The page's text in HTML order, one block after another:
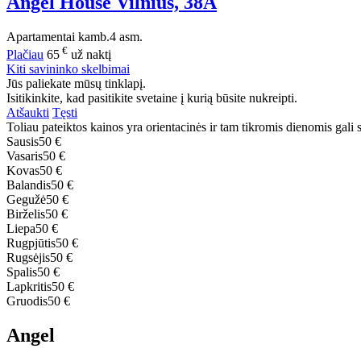
Apartamentai kamb.4 asm.
Plačiau 65 € už naktį
Kiti savininko skelbimai
Jūs paliekate mūsų tinklapį.
Isitikinkite, kad pasitikite svetaine į kurią būsite nukreipti.
Atšaukti Tęsti
Toliau pateiktos kainos yra orientacinės ir tam tikromis dienomis gali
Sausis50 €
Vasaris50 €
Kovas50 €
Balandis50 €
Gegužė50 €
Birželis50 €
Liepa50 €
Rugpjūtis50 €
Rugsėjis50 €
Spalis50 €
Lapkritis50 €
Gruodis50 €
Angel